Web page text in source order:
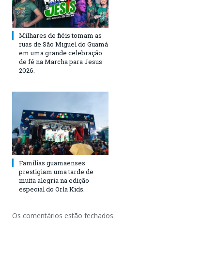
Milhares de fiéis tomam as
ruas de São Miguel do Guamá
em uma grande celebração
de fé na Marcha para Jesus
2026.
Famílias guamaenses
prestigiam uma tarde de
muita alegria na edição
especial do Orla Kids.
Os comentários estão fechados.